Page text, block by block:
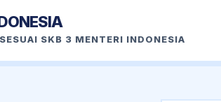
SKB 3 MENTERI INDONESIA